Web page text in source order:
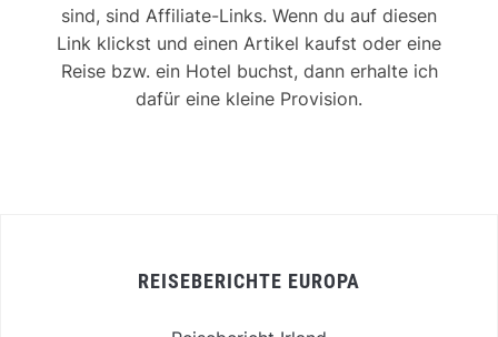
sind, sind Affiliate-Links. Wenn du auf diesen
Link klickst und einen Artikel kaufst oder eine
Reise bzw. ein Hotel buchst, dann erhalte ich
dafür eine kleine Provision.
REISEBERICHTE EUROPA